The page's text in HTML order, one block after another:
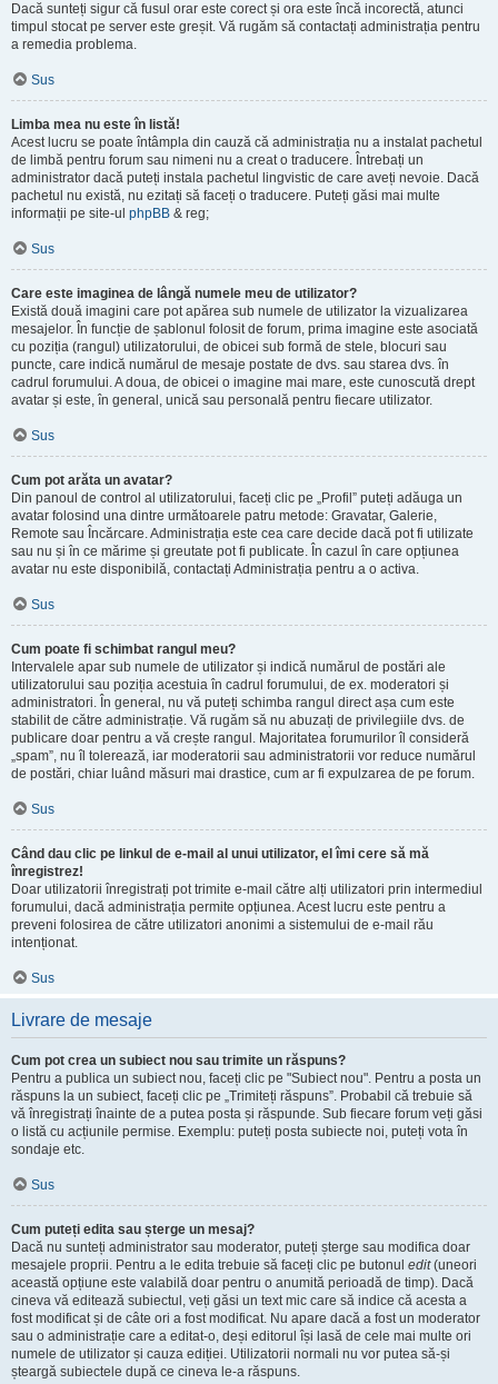
Dacă sunteți sigur că fusul orar este corect și ora este încă incorectă, atunci
timpul stocat pe server este greșit. Vă rugăm să contactați administrația pentru
a remedia problema.
Sus
Limba mea nu este în listă!
Acest lucru se poate întâmpla din cauză că administrația nu a instalat pachetul
de limbă pentru forum sau nimeni nu a creat o traducere. Întrebați un
administrator dacă puteți instala pachetul lingvistic de care aveți nevoie. Dacă
pachetul nu există, nu ezitați să faceți o traducere. Puteți găsi mai multe
informații pe site-ul phpBB & reg;
Sus
Care este imaginea de lângă numele meu de utilizator?
Există două imagini care pot apărea sub numele de utilizator la vizualizarea
mesajelor. În funcție de șablonul folosit de forum, prima imagine este asociată
cu poziția (rangul) utilizatorului, de obicei sub formă de stele, blocuri sau
puncte, care indică numărul de mesaje postate de dvs. sau starea dvs. în
cadrul forumului. A doua, de obicei o imagine mai mare, este cunoscută drept
avatar și este, în general, unică sau personală pentru fiecare utilizator.
Sus
Cum pot arăta un avatar?
Din panoul de control al utilizatorului, faceți clic pe „Profil” puteți adăuga un
avatar folosind una dintre următoarele patru metode: Gravatar, Galerie,
Remote sau Încărcare. Administrația este cea care decide dacă pot fi utilizate
sau nu și în ce mărime și greutate pot fi publicate. În cazul în care opțiunea
avatar nu este disponibilă, contactați Administrația pentru a o activa.
Sus
Cum poate fi schimbat rangul meu?
Intervalele apar sub numele de utilizator și indică numărul de postări ale
utilizatorului sau poziția acestuia în cadrul forumului, de ex. moderatori și
administratori. În general, nu vă puteți schimba rangul direct așa cum este
stabilit de către administrație. Vă rugăm să nu abuzați de privilegiile dvs. de
publicare doar pentru a vă crește rangul. Majoritatea forumurilor îl consideră
„spam”, nu îl tolerează, iar moderatorii sau administratorii vor reduce numărul
de postări, chiar luând măsuri mai drastice, cum ar fi expulzarea de pe forum.
Sus
Când dau clic pe linkul de e-mail al unui utilizator, el îmi cere să mă
înregistrez!
Doar utilizatorii înregistrați pot trimite e-mail către alți utilizatori prin intermediul
forumului, dacă administrația permite opțiunea. Acest lucru este pentru a
preveni folosirea de către utilizatori anonimi a sistemului de e-mail rău
intenționat.
Sus
Livrare de mesaje
Cum pot crea un subiect nou sau trimite un răspuns?
Pentru a publica un subiect nou, faceți clic pe "Subiect nou". Pentru a posta un
răspuns la un subiect, faceți clic pe „Trimiteți răspuns”. Probabil că trebuie să
vă înregistrați înainte de a putea posta și răspunde. Sub fiecare forum veți găsi
o listă cu acțiunile permise. Exemplu: puteți posta subiecte noi, puteți vota în
sondaje etc.
Sus
Cum puteți edita sau șterge un mesaj?
Dacă nu sunteți administrator sau moderator, puteți șterge sau modifica doar
mesajele proprii. Pentru a le edita trebuie să faceți clic pe butonul edit(uneori
această opțiune este valabilă doar pentru o anumită perioadă de timp). Dacă
cineva vă editează subiectul, veți găsi un text mic care să indice că acesta a
fost modificat și de câte ori a fost modificat. Nu apare dacă a fost un moderator
sau o administrație care a editat-o, deși editorul își lasă de cele mai multe ori
numele de utilizator și cauza ediției. Utilizatorii normali nu vor putea să-și
șteargă subiectele după ce cineva le-a răspuns.